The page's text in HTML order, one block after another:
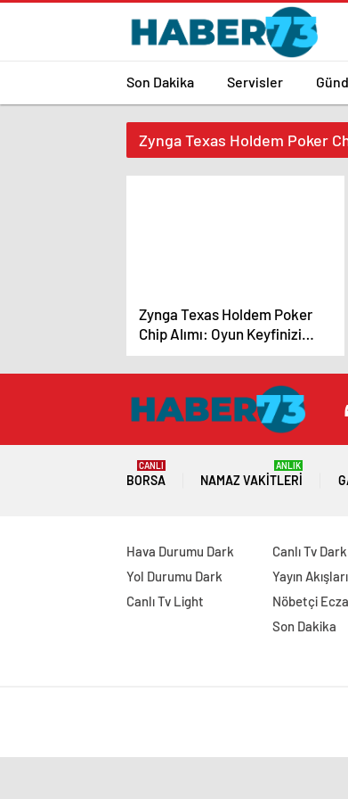
Son Dakika Servisler
Zynga Texas Holdem Poker
Zynga Texas Holdem Poker
Chip Alımı: Oyun Keyfinizi
Artırın
BORSA
CANLI
NAMAZ VAKITLERI
ANLIK
Hava Durumu Dark
Yol Durumu Dark
Canlı Tv Light
Canlı Tv Dark
Yayın
Nöbetçi
Son Dakika